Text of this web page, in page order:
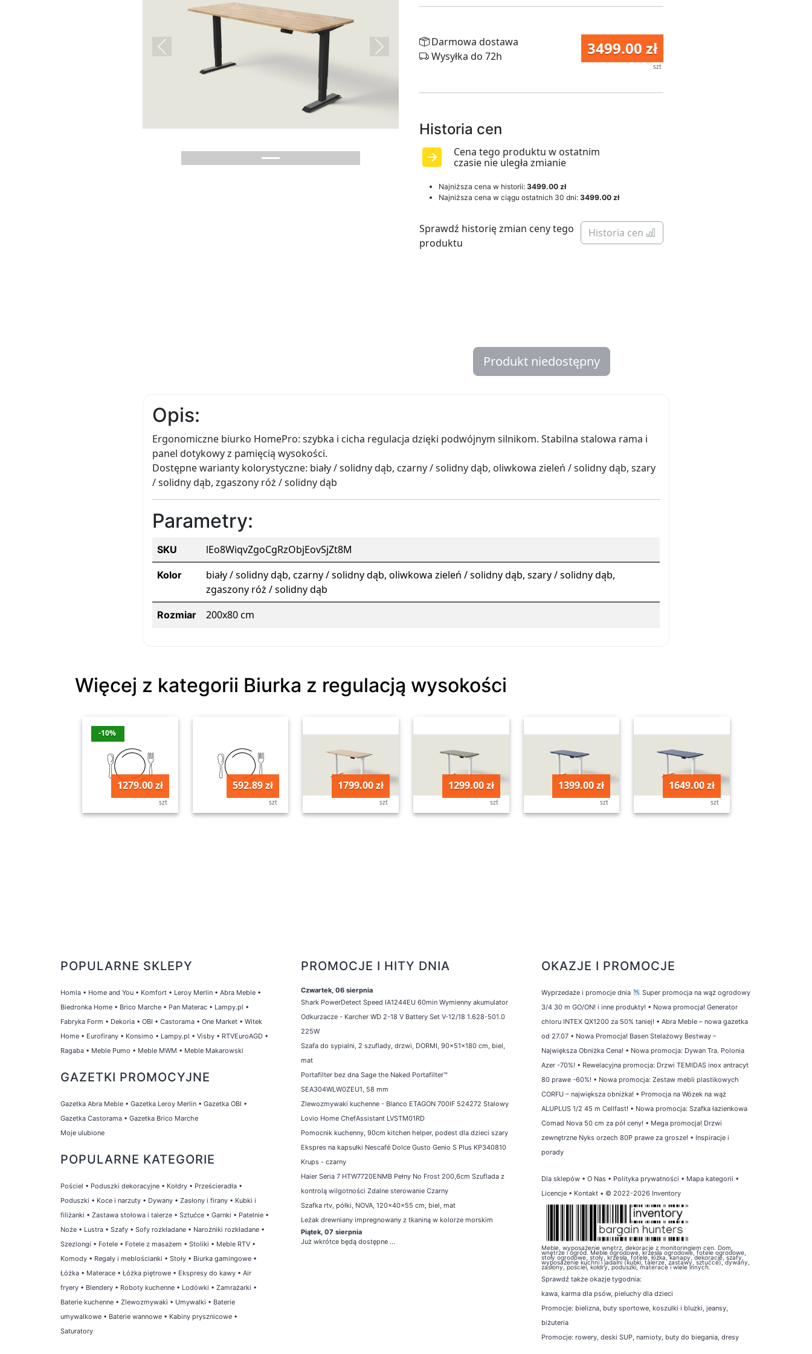
Previous Next 3499.00 zł
szt
Darmowa dostawa
Wysyłka do 72h
Historia cen
Cena tego produktu w ostatnim
czasie nie uległa zmianie
Najniższa cena w historii: 3499.00 zł
Najniższa cena w ciągu ostatnich 30 dni: 3499.00 zł
Historia cen
Sprawdź historię zmian ceny tego
produktu
Produkt niedostępny
Opis:
Ergonomiczne biurko HomePro: szybka i cicha regulacja dzięki podwójnym silnikom. Stabilna stalowa rama i
panel dotykowy z pamięcią wysokości.
Dostępne warianty kolorystyczne: biały / solidny dąb, czarny / solidny dąb, oliwkowa zieleń / solidny dąb, szary
/ solidny dąb, zgaszony róż / solidny dąb
Parametry:
SKU lEo8WiqvZgoCgRzObjEovSjZt8M
Kolor
biały / solidny dąb, czarny / solidny dąb, oliwkowa zieleń / solidny dąb, szary / solidny dąb,
zgaszony róż / solidny dąb
Rozmiar 200x80 cm
Więcej z kategorii Biurka z regulacją wysokości
-10%
1279.00 zł
szt
592.89 zł
szt
1799.00 zł
szt
1299.00 zł
szt
1399.00 zł
szt
1649.00 zł
szt
POPULARNE SKLEPY
Homla • Home and You • Komfort • Leroy Merlin • Abra Meble •
Biedronka Home • Brico Marche • Pan Materac • Lampy.pl •
Fabryka Form • Dekoria • OBI • Castorama • One Market • Witek
Home • Eurofirany • Konsimo • Lampy.pl • Visby • RTVEuroAGD •
Ragaba • Meble Pumo • Meble MWM • Meble Makarowski
GAZETKI PROMOCYJNE
Gazetka Abra Meble • Gazetka Leroy Merlin • Gazetka OBI •
Gazetka Castorama • Gazetka Brico Marche
Moje ulubione
POPULARNE KATEGORIE
Pościel • Poduszki dekoracyjne • Kołdry • Prześcieradła •
Poduszki • Koce i narzuty • Dywany • Zasłony i firany • Kubki i
filiżanki • Zastawa stołowa i talerze • Sztućce • Garnki • Patelnie •
Noże • Lustra • Szafy • Sofy rozkładane • Narożniki rozkładane •
Szezlongi • Fotele • Fotele z masażem • Stoliki • Meble RTV •
Komody • Regały i meblościanki • Stoły • Biurka gamingowe •
Łóżka • Materace • Łóżka piętrowe • Ekspresy do kawy • Air
fryery • Blendery • Roboty kuchenne • Lodówki • Zamrażarki •
Baterie kuchenne • Zlewozmywaki • Umywalki • Baterie
umywalkowe • Baterie wannowe • Kabiny prysznicowe •
Saturatory
PROMOCJE I HITY DNIA
Czwartek, 06 sierpnia
Shark PowerDetect Speed IA1244EU 60min Wymienny akumulator
Odkurzacze - Karcher WD 2-18 V Battery Set V-12/18 1.628-501.0
225W
Szafa do sypialni, 2 szuflady, drzwi, DORMI, 90x51x180 cm, biel,
mat
Portafilter bez dna Sage the Naked Portafilter™
SEA304WLW0ZEU1, 58 mm
Zlewozmywaki kuchenne - Blanco ETAGON 700IF 524272 Stalowy
Lovio Home ChefAssistant LVSTM01RD
Pomocnik kuchenny, 90cm kitchen helper, podest dla dzieci szary
Ekspres na kapsułki Nescafé Dolce Gusto Genio S Plus KP340810
Krups - czarny
Haier Seria 7 HTW7720ENMB Pełny No Frost 200,6cm Szuflada z
kontrolą wilgotności Zdalne sterowanie Czarny
Szafka rtv, półki, NOVA, 120x40x55 cm, biel, mat
Leżak drewniany impregnowany z tkaniną w kolorze morskim
Piątek, 07 sierpnia
Już wkrótce będą dostępne ...
OKAZJE I PROMOCJE
Wyprzedaże i promocje dnia
Super promocja na wąż ogrodowy
3/4 30 m GO/ON! i inne produkty! • Nowa promocja! Generator
chloru INTEX QX1200 za 50% taniej! • Abra Meble – nowa gazetka
od 27.07 • Nowa Promocja! Basen Stelażowy Bestway –
Największa Obniżka Cena! • Nowa promocja: Dywan Tra. Polonia
Azer -70%! • Rewelacyjna promocja: Drzwi TEMIDAS inox antracyt
80 prawe -60%! • Nowa promocja: Zestaw mebli plastikowych
CORFU – największa obniżka! • Promocja na Wózek na wąż
ALUPLUS 1/2 45 m Cellfast! • Nowa promocja: Szafka łazienkowa
Comad Nova 50 cm za pół ceny! • Mega promocja! Drzwi
zewnętrzne Nyks orzech 80P prawe za grosze! • Inspiracje i
porady
Dla sklepów • O Nas • Polityka prywatności • Mapa kategorii •
Licencje • Kontakt • © 2022-2026 Inventory
Meble, wyposażenie wnętrz, dekoracje z monitoringiem cen. Dom,
wnętrze i ogród. Meble ogrodowe, krzesła ogrodowe, fotele ogrodowe,
stoły ogrodowe, stoły, krzesła, fotele, łóżka, kanapy, dekoracje, szafy,
wyposażenie kuchni i jadalni (kubki, talerze, zastawy, sztućce), dywany,
zasłony, pościel, kołdry, poduszki, materace i wiele innych.
Sprawdź także okazje tygodnia:
kawa, karma dla psów, pieluchy dla dzieci
Promocje: bielizna, buty sportowe, koszulki i bluzki, jeansy,
biżuteria
Promocje: rowery, deski SUP, namioty, buty do biegania, dresy